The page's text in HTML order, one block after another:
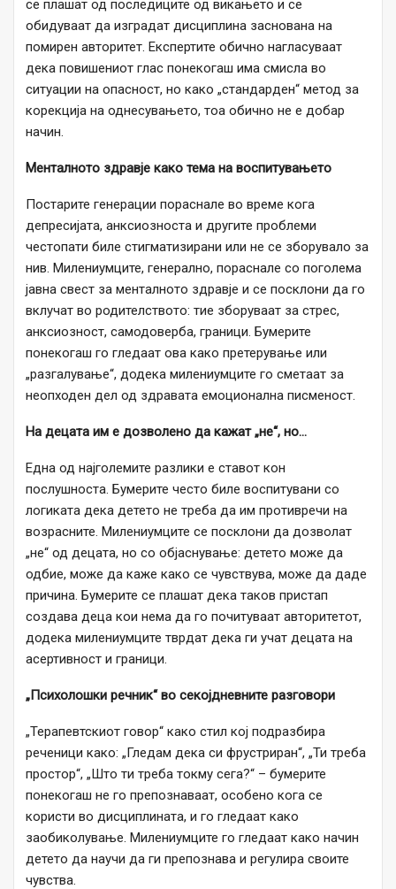
се плашат од последиците од викањето и се
обидуваат да изградат дисциплина заснована на
помирен авторитет. Експертите обично нагласуваат
дека повишениот глас понекогаш има смисла во
ситуации на опасност, но како „стандарден“ метод за
корекција на однесувањето, тоа обично не е добар
начин.
Менталното здравје како тема на воспитувањето
Постарите генерации пораснале во време кога
депресијата, анксиозноста и другите проблеми
честопати биле стигматизирани или не се зборувало за
нив. Милениумците, генерално, пораснале со поголема
јавна свест за менталното здравје и се посклони да го
вклучат во родителството: тие зборуваат за стрес,
анксиозност, самодоверба, граници. Бумерите
понекогаш го гледаат ова како претерување или
„разгалување“, додека милениумците го сметаат за
неопходен дел од здравата емоционална писменост.
На децата им е дозволено да кажат „не“, но…
Една од најголемите разлики е ставот кон
послушноста. Бумерите често биле воспитувани со
логиката дека детето не треба да им противречи на
возрасните. Милениумците се посклони да дозволат
„не“ од децата, но со објаснување: детето може да
одбие, може да каже како се чувствува, може да даде
причина. Бумерите се плашат дека таков пристап
создава деца кои нема да го почитуваат авторитетот,
додека милениумците тврдат дека ги учат децата на
асертивност и граници.
„Психолошки речник“ во секојдневните разговори
„Терапевтскиот говор“ како стил кој подразбира
реченици како: „Гледам дека си фрустриран“, „Ти треба
простор“, „Што ти треба токму сега?“ – бумерите
понекогаш не го препознаваат, особено кога се
користи во дисциплината, и го гледаат како
заобиколување. Милениумците го гледаат како начин
детето да научи да ги препознава и регулира своите
чувства.